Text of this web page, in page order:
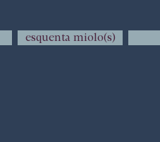
esquenta miolo(s)